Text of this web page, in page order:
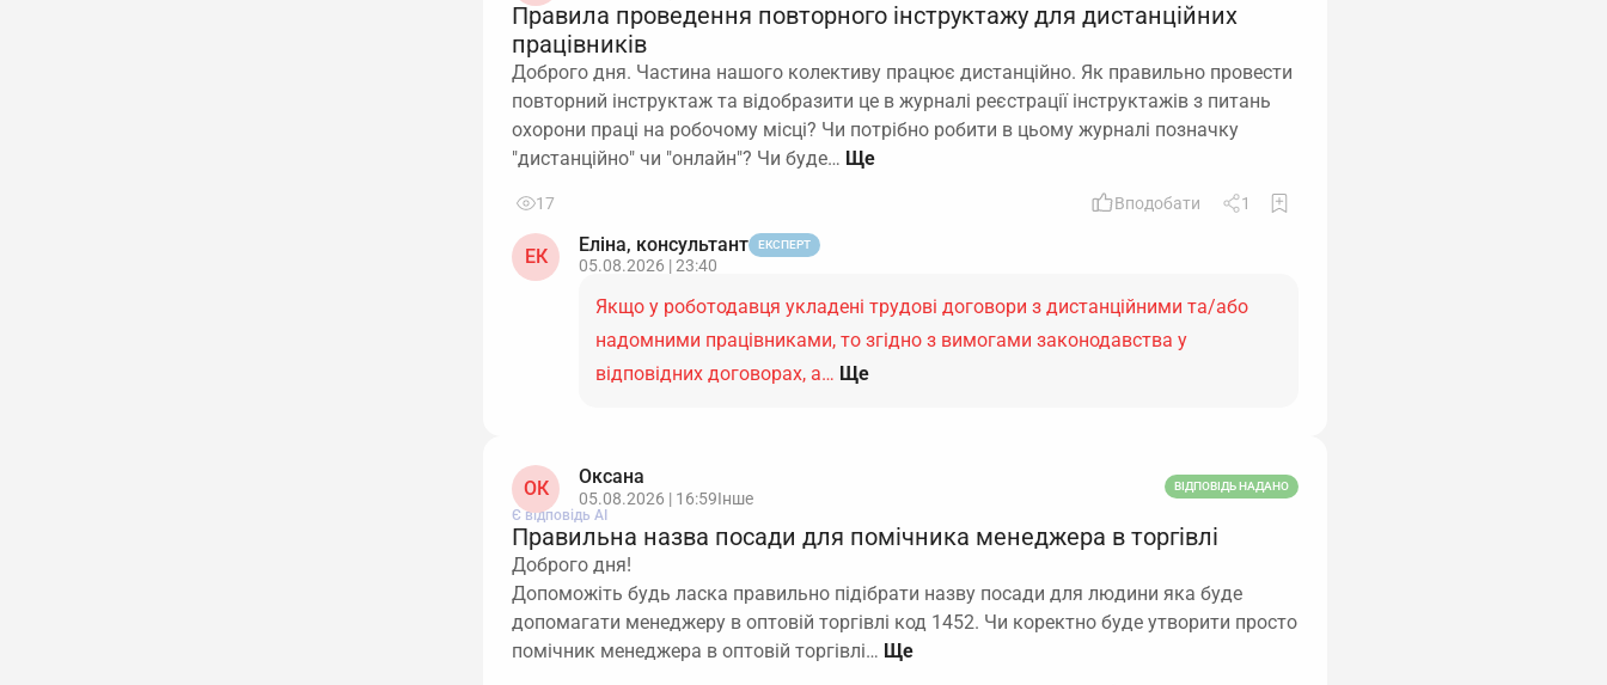
Правила проведення повторного інструктажу для дистанційних
працівників
Доброго дня. Частина нашого колективу працює дистанційно. Як правильно провести
повторний інструктаж та відобразити це в журналі реєстрації інструктажів з питань
охорони праці на робочому місці? Чи потрібно робити в цьому журналі позначку
"дистанційно" чи "онлайн"? Чи буде…
17 Вподобати 1
ЕК
Еліна, консультант ЕКСПЕРТ
05.08.2026 | 23:40
Якщо у роботодавця укладені трудові договори з дистанційними та/або
надомними працівниками, то згідно з вимогами законодавства у
відповідних договорах, а… Ще
ОК
Оксана
05.08.2026 | 16:59Інше
ВІДПОВІДЬ НАДАНО
Є відповідь АІ
Правильна назва посади для помічника менеджера в торгівлі
Доброго дня!
Допоможіть будь ласка правильно підібрати назву посади для людини яка буде
допомагати менеджеру в оптовій торгівлі код 1452. Чи коректно буде утворити просто
помічник менеджера в оптовій торгівлі…